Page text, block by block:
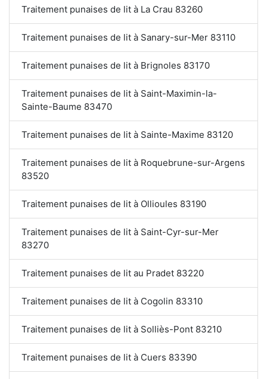
Traitement punaises de lit à La Crau 83260
Traitement punaises de lit à Sanary-sur-Mer 83110
Traitement punaises de lit à Brignoles 83170
Traitement punaises de lit à Saint-Maximin-la-
Sainte-Baume 83470
Traitement punaises de lit à Sainte-Maxime 83120
Traitement punaises de lit à Roquebrune-sur-Argens
83520
Traitement punaises de lit à Ollioules 83190
Traitement punaises de lit à Saint-Cyr-sur-Mer
83270
Traitement punaises de lit au Pradet 83220
Traitement punaises de lit à Cogolin 83310
Traitement punaises de lit à Solliès-Pont 83210
Traitement punaises de lit à Cuers 83390